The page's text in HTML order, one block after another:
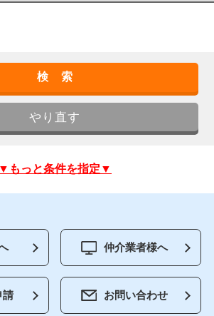
▼もっと条件を指定▼
仲介業者様へ
請 お問い合わせ